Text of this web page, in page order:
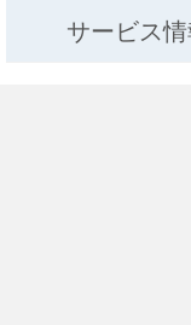
サービス情